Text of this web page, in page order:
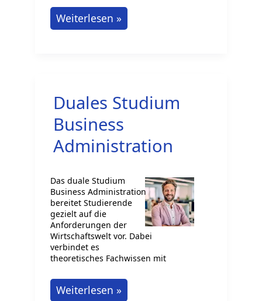
Geschäftstermine
in
Weiterlesen »
Duales Studium
Business
Administration
Das duale Studium
Business Administration
bereitet Studierende
gezielt auf die
Anforderungen der
Wirtschaftswelt vor. Dabei
verbindet es
theoretisches Fachwissen mit
Duales
Weiterlesen »